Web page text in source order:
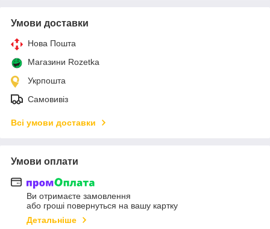
Умови доставки
Нова Пошта
Магазини Rozetka
Укрпошта
Самовивіз
Всі умови доставки
Умови оплати
Ви отримаєте замовлення
або гроші повернуться на вашу картку
Детальніше